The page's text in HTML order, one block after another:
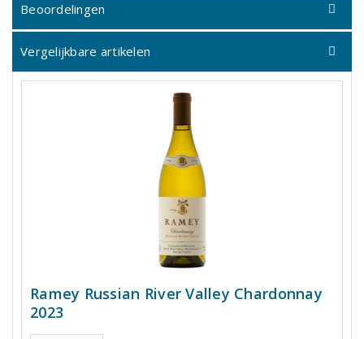
Beoordelingen
Vergelijkbare artikelen
Ramey Russian River Valley Chardonnay
2023